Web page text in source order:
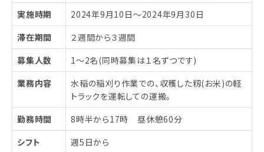
実施時期
2024年9月10日〜2024年9月30日
滞在期間
２週間から３週間
募集人数
1～2名(同時募集は１名ずつです)
業務内容
水稲の稲刈り作業での、収穫した籾(お米)の軽
トラックを運転しての運搬。
勤務時間
8時半から17時 昼休憩60分
シフト
週5日から